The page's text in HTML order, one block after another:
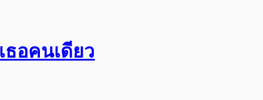
ธอคนเดียว